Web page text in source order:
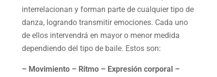
interrelacionan y forman parte de cualquier tipo de
danza, logrando transmitir emociones. Cada uno
de ellos intervendrá en mayor o menor medida
dependiendo del tipo de baile. Estos son:
– Movimiento – Ritmo – Expresión corporal –